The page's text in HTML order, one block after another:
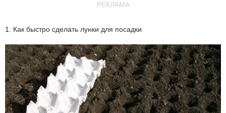
РЕКЛАМА
1. Как быстро сделать лунки для посадки